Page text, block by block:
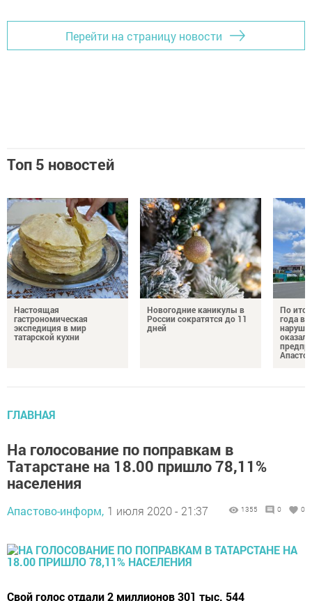
Перейти на страницу новости
Топ 5 новостей
Настоящая
гастрономическая
экспедиция в мир
татарской кухни
Новогодние каникулы в
России сократятся до 11
дней
По
года в
ГЛАВНАЯ
На голосование по поправкам в
Татарстане на 18.00 пришло 78,11%
населения
Апастово-информ, 1 июля 2020 - 21:37 1355 0 0
Свой голос отдали 2 миллионов 301 тыс. 544